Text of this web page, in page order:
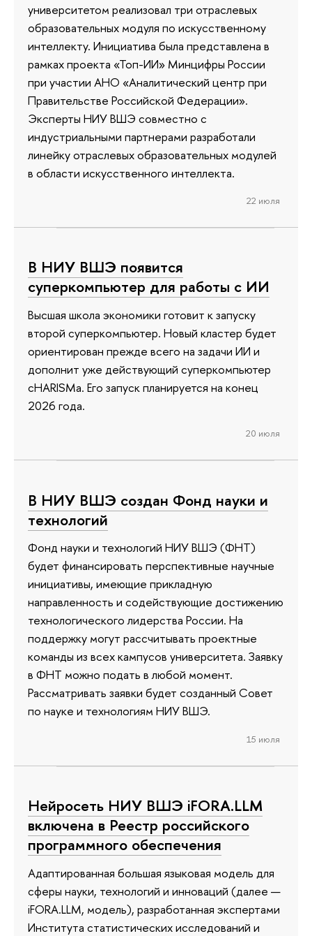
университетом реализовал три отраслевых
образовательных модуля по искусственному
интеллекту. Инициатива была представлена в
рамках проекта «Топ-ИИ» Минцифры России
при участии АНО «Аналитический центр при
Правительстве Российской Федерации».
Эксперты НИУ ВШЭ совместно с
индустриальными партнерами разработали
линейку отраслевых образовательных модулей
в области искусственного интеллекта.
22 июля
В НИУ ВШЭ появится
суперкомпьютер для работы с ИИ
Высшая школа экономики готовит к запуску
второй суперкомпьютер. Новый кластер будет
ориентирован прежде всего на задачи ИИ и
дополнит уже действующий суперкомпьютер
cHARISMa. Его запуск планируется на конец
2026 года.
20 июля
В НИУ ВШЭ создан Фонд науки и
технологий
Фонд науки и технологий НИУ ВШЭ (ФНТ)
будет финансировать перспективные научные
инициативы, имеющие прикладную
направленность и содействующие достижению
технологического лидерства России. На
поддержку могут рассчитывать проектные
команды из всех кампусов университета. Заявку
в ФНТ можно подать в любой момент.
Рассматривать заявки будет созданный Совет
по науке и технологиям НИУ ВШЭ.
15 июля
Нейросеть НИУ ВШЭ iFORA.LLM
включена в Реестр российского
программного обеспечения
Адаптированная большая языковая модель для
сферы науки, технологий и инноваций (далее —
iFORA.LLM, модель), разработанная экспертами
Института статистических исследований и